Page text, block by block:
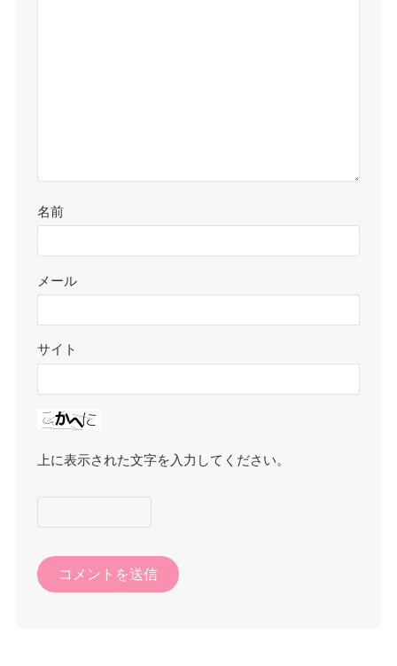
名前
メール
サイト
上に表示された文字を入力してください。